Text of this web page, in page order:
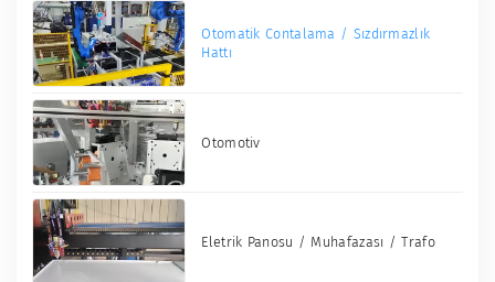
Otomatik Contalama / Sızdırmazlık
Hattı
Otomotiv
Eletrik Panosu / Muhafazası / Trafo